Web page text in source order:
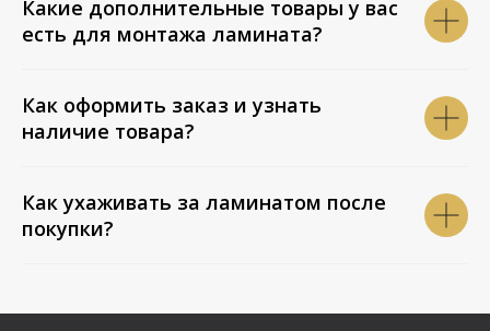
Какие дополнительные товары у вас
есть для монтажа ламината?
Как оформить заказ и узнать
наличие товара?
Как ухаживать за ламинатом после
покупки?